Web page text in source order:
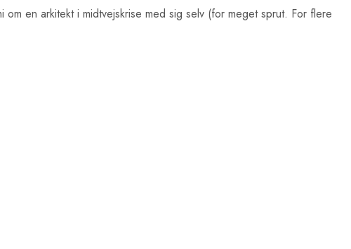
om en arkitekt i midtvejskrise med sig selv (for meget sprut. For flere